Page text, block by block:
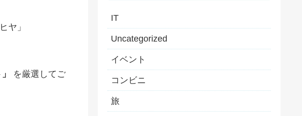
ヤ」
を厳選してご
IT
Uncategorized
イベント
コンビニ
旅